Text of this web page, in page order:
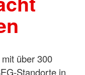
über 300
Standorte in